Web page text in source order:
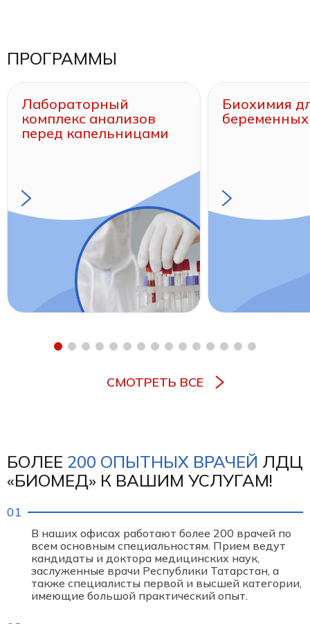
ПРОГРАММЫ
Лабораторный
комплекс анализов
перед капельницами
Биохимия
беременных
СМОТРЕТЬ ВСЕ
БОЛЕЕ 200 ОПЫТНЫХ ВРАЧЕЙ ЛДЦ
«БИОМЕД» К ВАШИМ УСЛУГАМ!
В наших офисах работают более 200 врачей по
всем основным специальностям. Прием ведут
кандидаты и доктора медицинских наук,
заслуженные врачи Республики Татарстан, а
также специалисты первой и высшей категории,
имеющие большой практический опыт.